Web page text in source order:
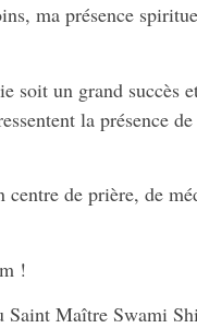
ma présence
soit un grand succès
la présence
centre de prière, de
!
Maître Swami